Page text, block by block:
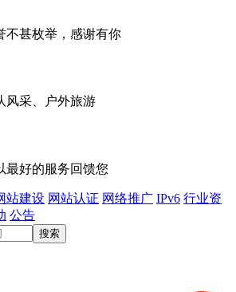
不甚枚举，感谢有你
风采、户外旅游
最好的服务回馈您
站建设 网站认证 网络推广 IPv6 行业资
公告